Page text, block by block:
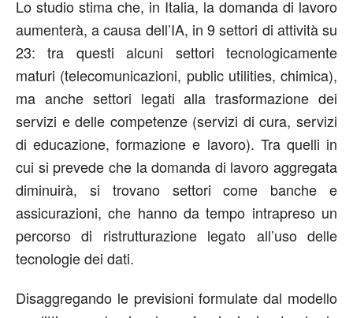
Lo studio stima che, in Italia, la domanda di lavoro
aumenterà, a causa dell’IA, in 9 settori di attività su
23: tra questi alcuni settori tecnologicamente
maturi (telecomunicazioni, public utilities, chimica),
ma anche settori legati alla trasformazione dei
servizi e delle competenze (servizi di cura, servizi
di educazione, formazione e lavoro). Tra quelli in
cui si prevede che la domanda di lavoro aggregata
diminuirà, si trovano settori come banche e
assicurazioni, che hanno da tempo intrapreso un
percorso di ristrutturazione legato all’uso delle
tecnologie dei dati.
Disaggregando le previsioni formulate dal modello